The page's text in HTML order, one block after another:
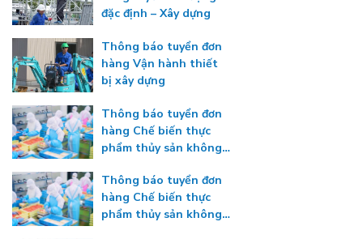
đặc định – Xây dựng
Thông báo tuyển đơn
hàng Vận hành thiết
bị xây dựng
Thông báo tuyển đơn
hàng Chế biến thực
phẩm thủy sản không
Thông báo tuyển đơn
hàng Chế biến thực
phẩm thủy sản không